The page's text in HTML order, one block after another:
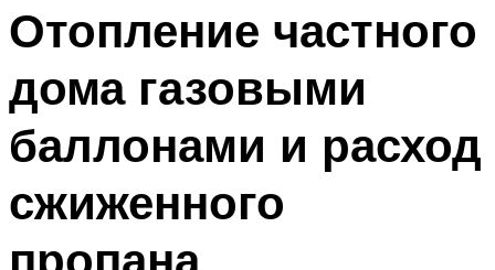
Отопление частного
дома газовыми
баллонами и расход
сжиженного